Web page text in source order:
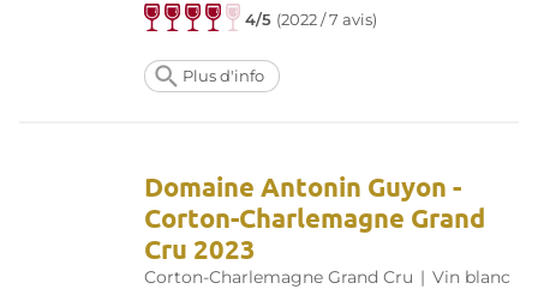
4/5 (2022 / 7 avis)
Plus d'info
Domaine Antonin Guyon -
Corton-Charlemagne Grand
Cru 2023
Corton-Charlemagne Grand Cru | Vin blanc